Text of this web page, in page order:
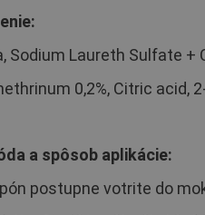
Sodium Laureth Sulfate +
0,2%, Citric acid,
a spôsob aplikácie:
postupne votrite do